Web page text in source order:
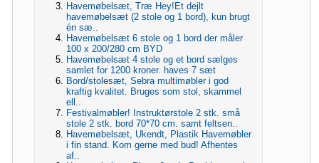
Havemøbelsæt, Træ Hey!Et dejlt
havemøbelsæt (2 stole og 1 bord), kun brugt
én sæ..
Havemøbelsæt 6 stole og 1 bord der måler
100 x 200/280 cm BYD
Havemøbelsæt 4 stole og et bord sælges
samlet for 1200 kroner. haves 7 sæt
Bord/stolesæt, Sebra multimøbler i god
kraftig kvalitet. Bruges som stol, skammel
ell..
Festivalmøbler! Instruktørstole 2 stk. små
stole 2 stk. bord 70*70 cm. samt feltsen..
Havemøbelsæt, Ukendt, Plastik Havemøbler
i fin stand. Kom gerne med bud! Afhentes
af..